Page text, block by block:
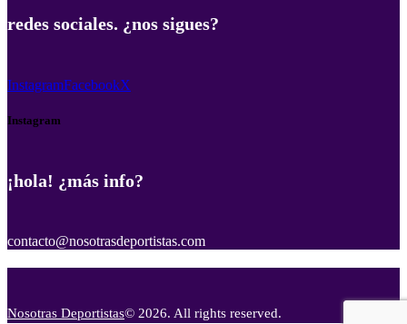
redes sociales. ¿nos sigues?
InstagramFacebookX
Instagram
¡hola! ¿más info?
contacto@nosotrasdeportistas.com
Nosotras Deportistas© 2026. All rights reserved.